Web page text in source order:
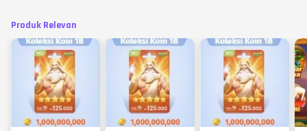
Produk Relevan